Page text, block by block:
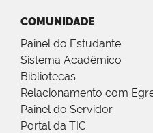
COMUNIDADE
Painel do Estudante
Sistema Acadêmico
Bibliotecas
Relacionamento com
Painel do Servidor
Portal da TIC